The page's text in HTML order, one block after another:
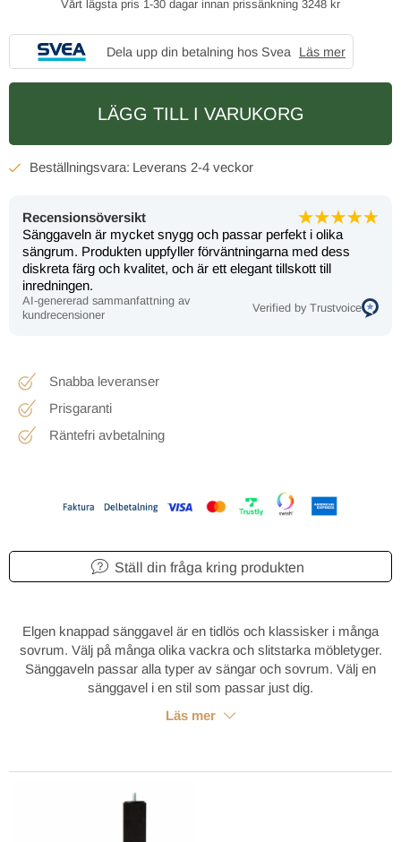
Vårt lägsta pris 1-30 dagar innan prissänkning 3248 kr
Dela upp din betalning hos Svea Läs mer
LÄGG TILL I VARUKORG
2-4 veckor
Recensionsöversikt
Sänggaveln är mycket snygg och passar perfekt i olika
sängrum. Produkten uppfyller förväntningarna med dess
diskreta färg och kvalitet, och är ett elegant tillskott till
inredningen.
AI-genererad sammanfattning av
kundrecensioner
Verified by Trustvoice
Snabba leveranser
Prisgaranti
Räntefri avbetalning
Ställ din fråga kring produkten
Elgen knappad sänggavel är en tidlös och klassisker i många
sovrum. Välj på många olika vackra och slitstarka möbletyger.
Sänggaveln passar alla typer av sängar och sovrum. Välj en
sänggavel i en stil som passar just dig.
Läs mer